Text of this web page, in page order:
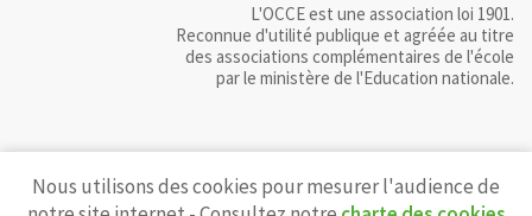
L'OCCE est une association loi 1901.
Reconnue d'utilité publique et agréée au titre
des associations complémentaires de l'école
par le ministère de l'Education nationale.
Nous utilisons des cookies pour mesurer l'audience de